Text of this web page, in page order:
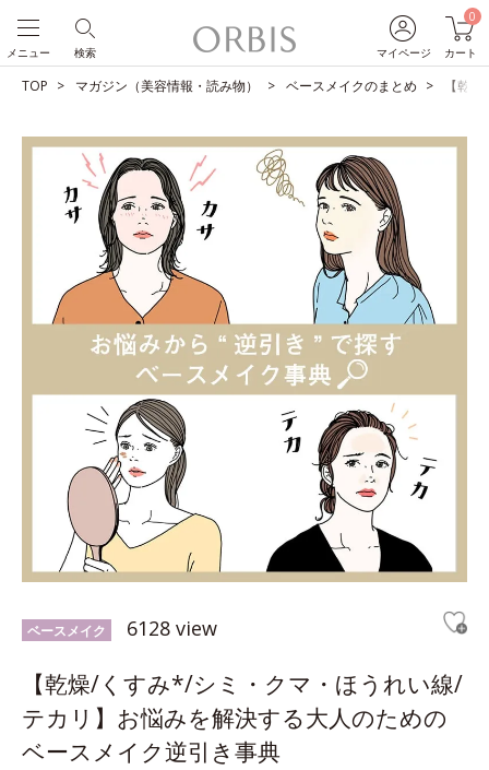
マイページ
0
カート
検索
メニュー
TOP マガジン（美容情報・読み物） ベースメイクのまとめ 【乾
ベースメイク 6128 view
【乾燥/くすみ*/シミ・クマ・ほうれい線/
テカリ】お悩みを解決する大人のための
ベースメイク逆引き事典